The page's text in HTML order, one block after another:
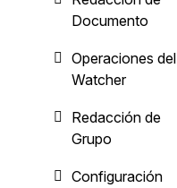
Documento
Operaciones del
Watcher
Redacción de
Grupo
Configuración